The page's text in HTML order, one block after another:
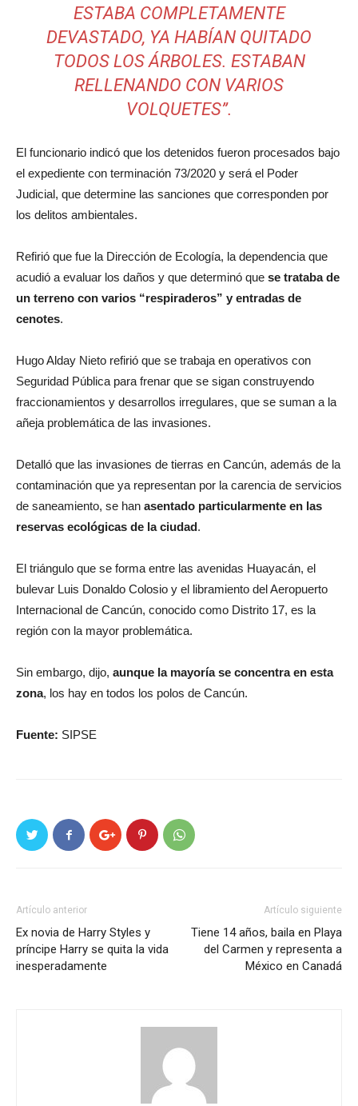
ESTABA COMPLETAMENTE
DEVASTADO, YA HABÍAN QUITADO
TODOS LOS ÁRBOLES. ESTABAN
RELLENANDO CON VARIOS
VOLQUETES”.
El funcionario indicó que los detenidos fueron procesados bajo
el expediente con terminación 73/2020 y será el Poder
Judicial, que determine las sanciones que corresponden por
los delitos ambientales.
Refirió que fue la Dirección de Ecología, la dependencia que
acudió a evaluar los daños y que determinó que se trataba de
un terreno con varios “respiraderos” y entradas de
cenotes.
Hugo Alday Nieto refirió que se trabaja en operativos con
Seguridad Pública para frenar que se sigan construyendo
fraccionamientos y desarrollos irregulares, que se suman a la
añeja problemática de las invasiones.
Detalló que las invasiones de tierras en Cancún, además de la
contaminación que ya representan por la carencia de servicios
de saneamiento, se han asentado particularmente en las
reservas ecológicas de la ciudad.
El triángulo que se forma entre las avenidas Huayacán, el
bulevar Luis Donaldo Colosio y el libramiento del Aeropuerto
Internacional de Cancún, conocido como Distrito 17, es la
región con la mayor problemática.
Sin embargo, dijo, aunque la mayoría se concentra en esta
zona, los hay en todos los polos de Cancún.
Fuente: SIPSE
Artículo anterior
Ex novia de Harry Styles y
príncipe Harry se quita la vida
inesperadamente
Artículo siguiente
Tiene 14 años, baila en Playa
del Carmen y representa a
México en Canadá